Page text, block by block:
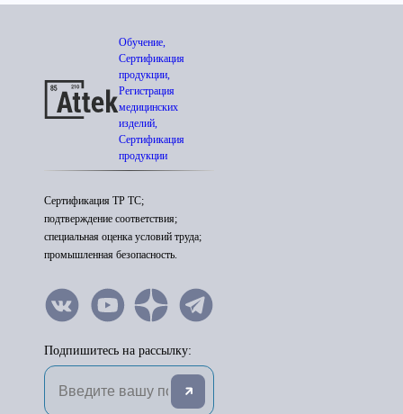
Обучение,
Сертификация
продукции,
Регистрация
медицинских
изделий,
Сертификация
продукции
Сертификация ТР ТС;
подтверждение соответствия;
специальная оценка условий труда;
промышленная безопасность.
Подпишитесь на рассылку: